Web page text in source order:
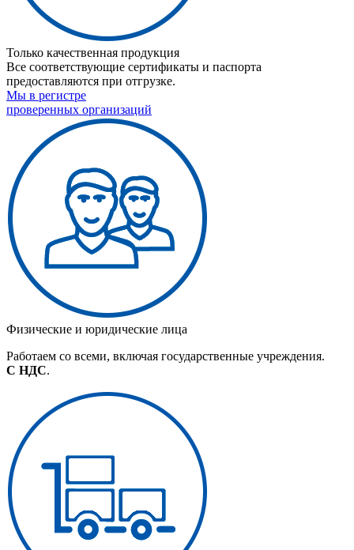
Только качественная продукция
Все соответствующие сертификаты и паспорта
предоставляются при отгрузке.
Мы в регистре
проверенных организаций
Физические и юридические лица
Работаем со всеми, включая государственные учреждения.
С НДС.